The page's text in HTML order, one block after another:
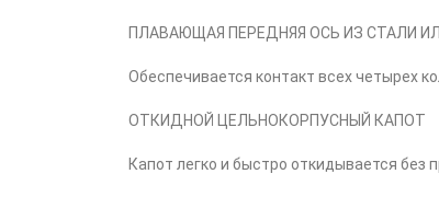
ПЛАВАЮЩАЯ ПЕРЕДНЯЯ ОСЬ ИЗ СТАЛИ
Обеспечивается контакт всех четырех
ОТКИДНОЙ ЦЕЛЬНОКОРПУСНЫЙ КАПОТ
Капот легко и быстро откидывается без